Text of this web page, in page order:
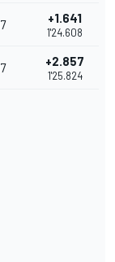
+1.641
1'24.608
+2.857
1'25.824